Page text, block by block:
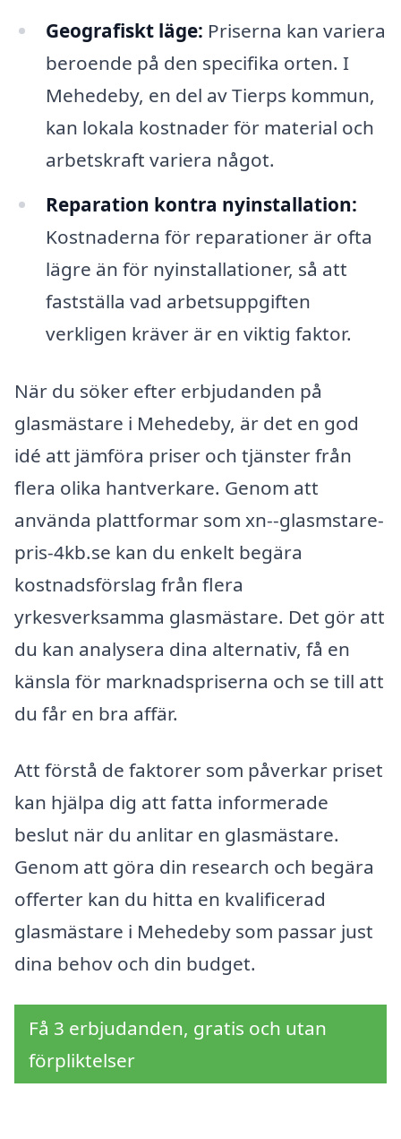
Geografiskt läge: Priserna kan variera
beroende på den specifika orten. I
Mehedeby, en del av Tierps kommun,
kan lokala kostnader för material och
arbetskraft variera något.
Reparation kontra nyinstallation:
Kostnaderna för reparationer är ofta
lägre än för nyinstallationer, så att
fastställa vad arbetsuppgiften
verkligen kräver är en viktig faktor.
När du söker efter erbjudanden på
glasmästare i Mehedeby, är det en god
idé att jämföra priser och tjänster från
flera olika hantverkare. Genom att
använda plattformar som xn--glasmstare-
pris-4kb.se kan du enkelt begära
kostnadsförslag från flera
yrkesverksamma glasmästare. Det gör att
du kan analysera dina alternativ, få en
känsla för marknadspriserna och se till att
du får en bra affär.
Att förstå de faktorer som påverkar priset
kan hjälpa dig att fatta informerade
beslut när du anlitar en glasmästare.
Genom att göra din research och begära
offerter kan du hitta en kvalificerad
glasmästare i Mehedeby som passar just
dina behov och din budget.
Få 3 erbjudanden, gratis och utan
förpliktelser